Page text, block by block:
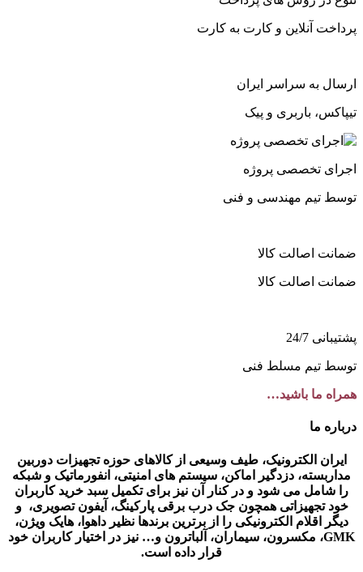
پرداخت آنلاین و کارت به کارت
ارسال به سراسر ایران
تیپاکس، باربری و پیک
اجرای تخصصی پروژه
توسط تیم مهندسی و فنی
ضمانت اصالت کالا
ضمانت اصالت کالا
پشتیبانی 24/7
توسط تیم مسلط فنی
همراه ما باشید…
درباره ما
ایران الکترونیک، طیف وسیعی از کالاهای حوزه تجهیزات دوربین
مداربسته، دزدگیر اماکن، سیستم های امنیتی، انفورماتیک و شبکه
را شامل می شود و در کنار آن نیز برای تکمیل سبد خرید کاربران
خود تجهیزاتی همچون جک درب برقی پارکینگ، آیفون تصویری، و
دیگر اقلام الکترونیکی را از برترین برندها نظیر داهوا، هایک ویژن،
GMK، مکسرون، سیماران، آلباترون و… نیز در اختیار کاربران خود
قرار داده است.